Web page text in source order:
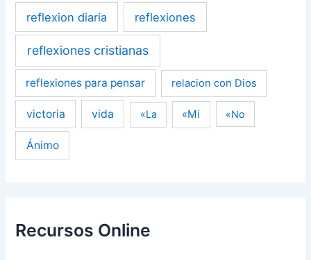
reflexion diaria reflexiones
reflexiones cristianas
reflexiones para pensar relacion con Dios
victoria vida «La «Mi «No
Ánimo
Recursos Online